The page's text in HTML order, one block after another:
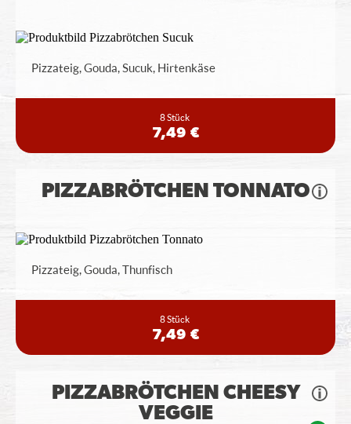
Pizzateig, Gouda, Sucuk, Hirtenkäse
8 Stück
7,49 €
PIZZABRÖTCHEN TONNATO
Pizzateig, Gouda, Thunfisch
8 Stück
7,49 €
PIZZABRÖTCHEN CHEESY
VEGGIE